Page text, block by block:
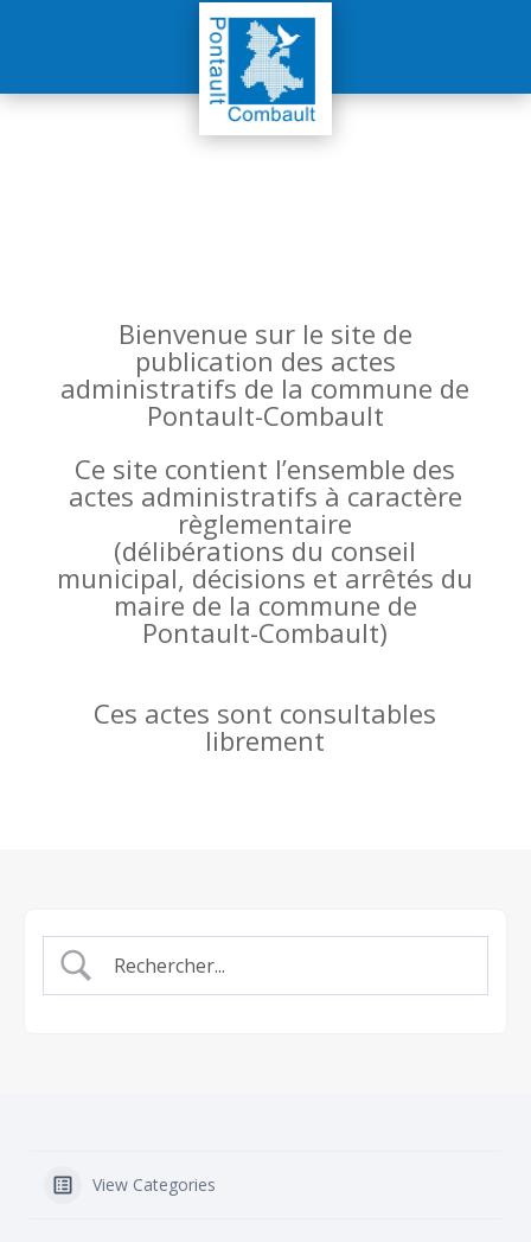
Bienvenue sur le site de
publication des actes
administratifs de la commune de
Pontault-Combault
Ce site contient l’ensemble des
actes administratifs à caractère
règlementaire
(délibérations du conseil
municipal, décisions et arrêtés du
maire de la commune de
Pontault-Combault)
Ces actes sont consultables
librement
View Categories